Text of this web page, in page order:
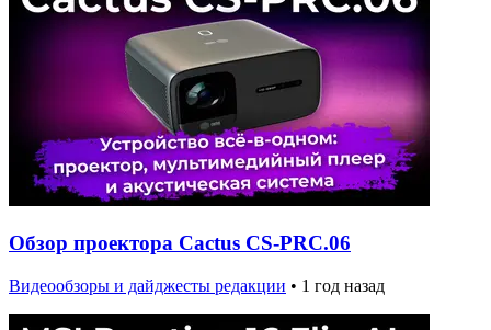
Обзор проектора Cactus CS-PRC.06
Видеообзоры и дайджесты редакции • 1 год назад